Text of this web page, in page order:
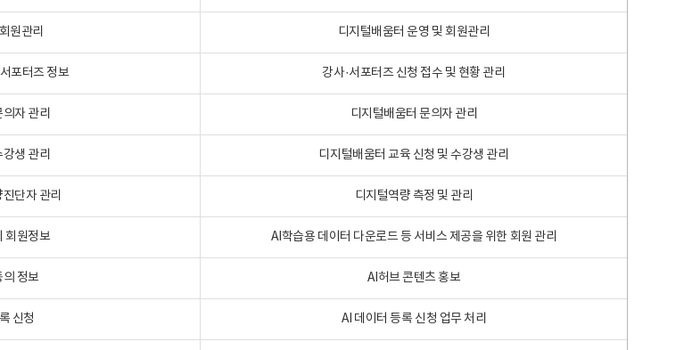
원관리 디지털배움터 운영 및 회원관리
포터즈 정보 강사·서포터즈 신청 접수 및 현황 관리
자 관리 디지털배움터 문의자 관리
생 관리 디지털배움터 교육 신청 및 수강생 관리
단자 관리 디지털역량 측정 및 관리
회원정보 AI학습용 데이터 다운로드 등 서비스 제공을 위한 회원 관리
정보 AI허브 콘텐츠 홍보
신청 AI 데이터 등록 신청 업무 처리